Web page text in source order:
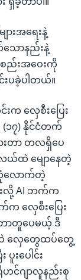
းအရေးနဲ့
ောနည်းနဲ့
စည်းအဝေးကို
ပခဲ့ပါတယ်။
က လှေစီးပြေး
(၁၇) နိုင်ငံတက်
းတာ တလရှိပေ
ထဲ မျောနေတဲ့
လုံလောက်တဲ့
လို့ AI ဘက်က
က လှေစီးပြေး
ာတူပေမယ့် ဒီ
လှေတွေထပ်တွေ့
းပေါင်း
င်ဂျာလူနည်းစု